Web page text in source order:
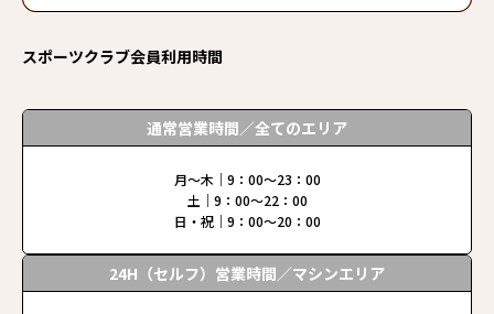
スポーツクラブ会員利用時間
通常営業時間／全てのエリア
月〜木｜9：00～23：00
土｜9：00～22：00
日・祝｜9：00～20：00
24H（セルフ）営業時間／マシンエリア